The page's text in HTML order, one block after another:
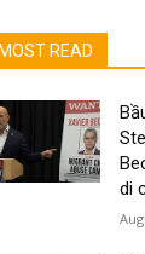
MOST READ
di